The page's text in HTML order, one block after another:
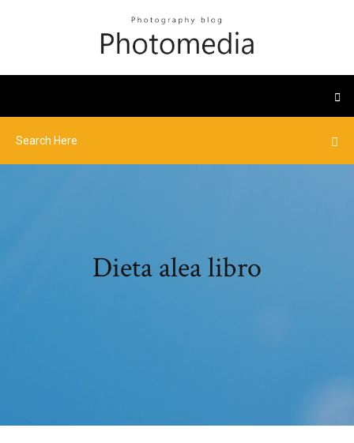
Dieta alea libro